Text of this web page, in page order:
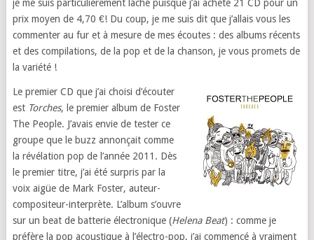
je me suis particulièrement lâché puisque j’ai acheté 21 CD pour un
prix moyen de 4,70 €! Du coup, je me suis dit que j’allais vous les
commenter au fur et à mesure de mes écoutes : des albums récents
et des compilations, de la pop et de la chanson, je vous promets de
la variété !
Le premier CD que j’ai choisi d’écouter
est Torches, le premier album de Foster
The People. J’avais envie de tester ce
groupe que le buzz annonçait comme
la révélation pop de l’année 2011. Dès
le premier titre, j’ai été surpris par la
voix aigüe de Mark Foster, auteur-
compositeur-interprète. L’album s’ouvre
sur un beat de batterie électronique (Helena Beat) : comme je
préfère la pop acoustique à l’électro-pop, j’ai commencé à vraiment